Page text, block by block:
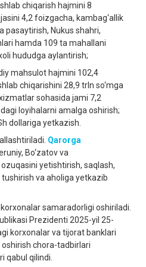
chiqarish hajmini 8
4,2 foizgacha, kambag‘allik
Nukus shahri,
hamda 109 ta mahallani
hududga aylantirish;
mahsulot hajmini 102,4
chiqarishini 28,9 trln so‘mga
sohasida jami 7,2
loyihalarni amalga oshirish;
dollariga yetkazish.
Qarorga
Bo‘zatov va
yetishtirish, saqlash,
va aholiga yetkazib
samaradorligi oshiriladi.
Prezidenti 2025-yil 25-
korxonalar va tijorat banklari
chora-tadbirlari
qabul qilindi.